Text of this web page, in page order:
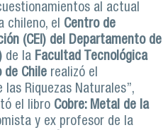
al actual
chileno, el Centro de
(CEI) del Departamento de
de la Facultad Tecnológica
de Chile realizó el
las Riquezas Naturales”,
el libro Cobre: Metal de la
y ex profesor de la